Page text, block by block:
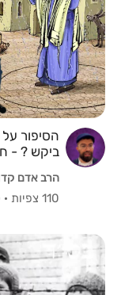
הסיפור
ביקש ? -
הרב אדם
110 צפיות
·